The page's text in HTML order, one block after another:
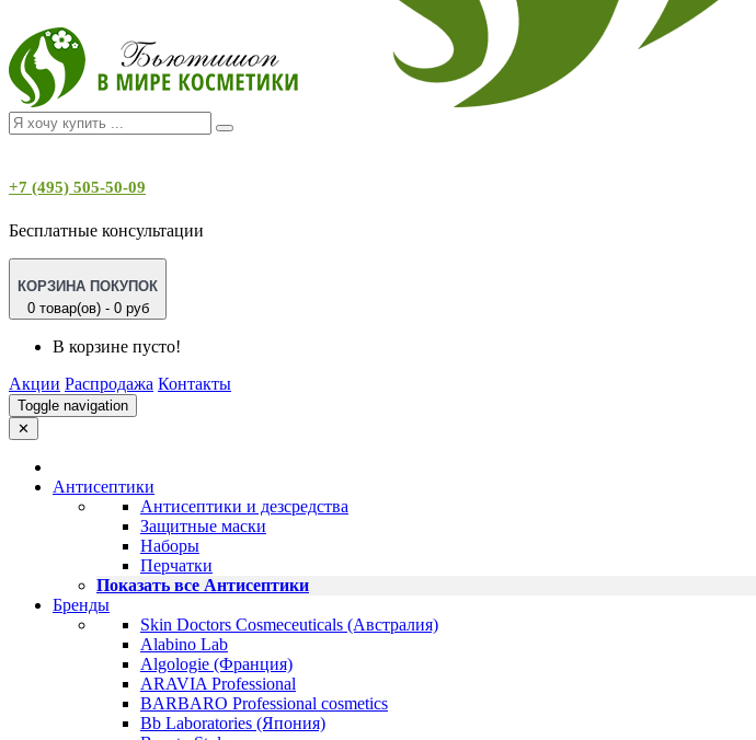
+7 (495) 505-50-09
Бесплатные консультации
КОРЗИНА ПОКУПОК
0 товар(ов) - 0 руб
В корзине пусто!
Акции Распродажа Контакты
Toggle navigation
✕
Антисептики
Антисептики и дезсредства
Защитные маски
Наборы
Перчатки
Показать все Антисептики
Бренды
Skin Doctors Cosmeceuticals (Австралия)
Alabino Lab
Algologie (Франция)
ARAVIA Professional
BARBARO Professional cosmetics
Bb Laboratories (Япония)